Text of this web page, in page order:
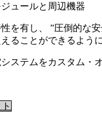
ュールと周辺機器
を有し、 ”圧倒的な
ることができるよう
ステムをカスタム